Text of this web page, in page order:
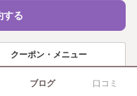
する
クーポン・メニュー
ブログ 口コミ